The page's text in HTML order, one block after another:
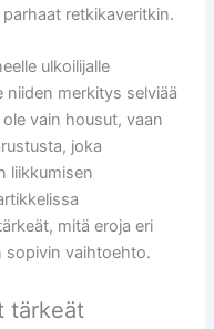
retkikaveritkin.
ulkoilijalle
niiden merkitys selviää
vain housut, vaan
joka
liikkumisen
mitä eroja eri
sopivin vaihtoehto.
tärkeät